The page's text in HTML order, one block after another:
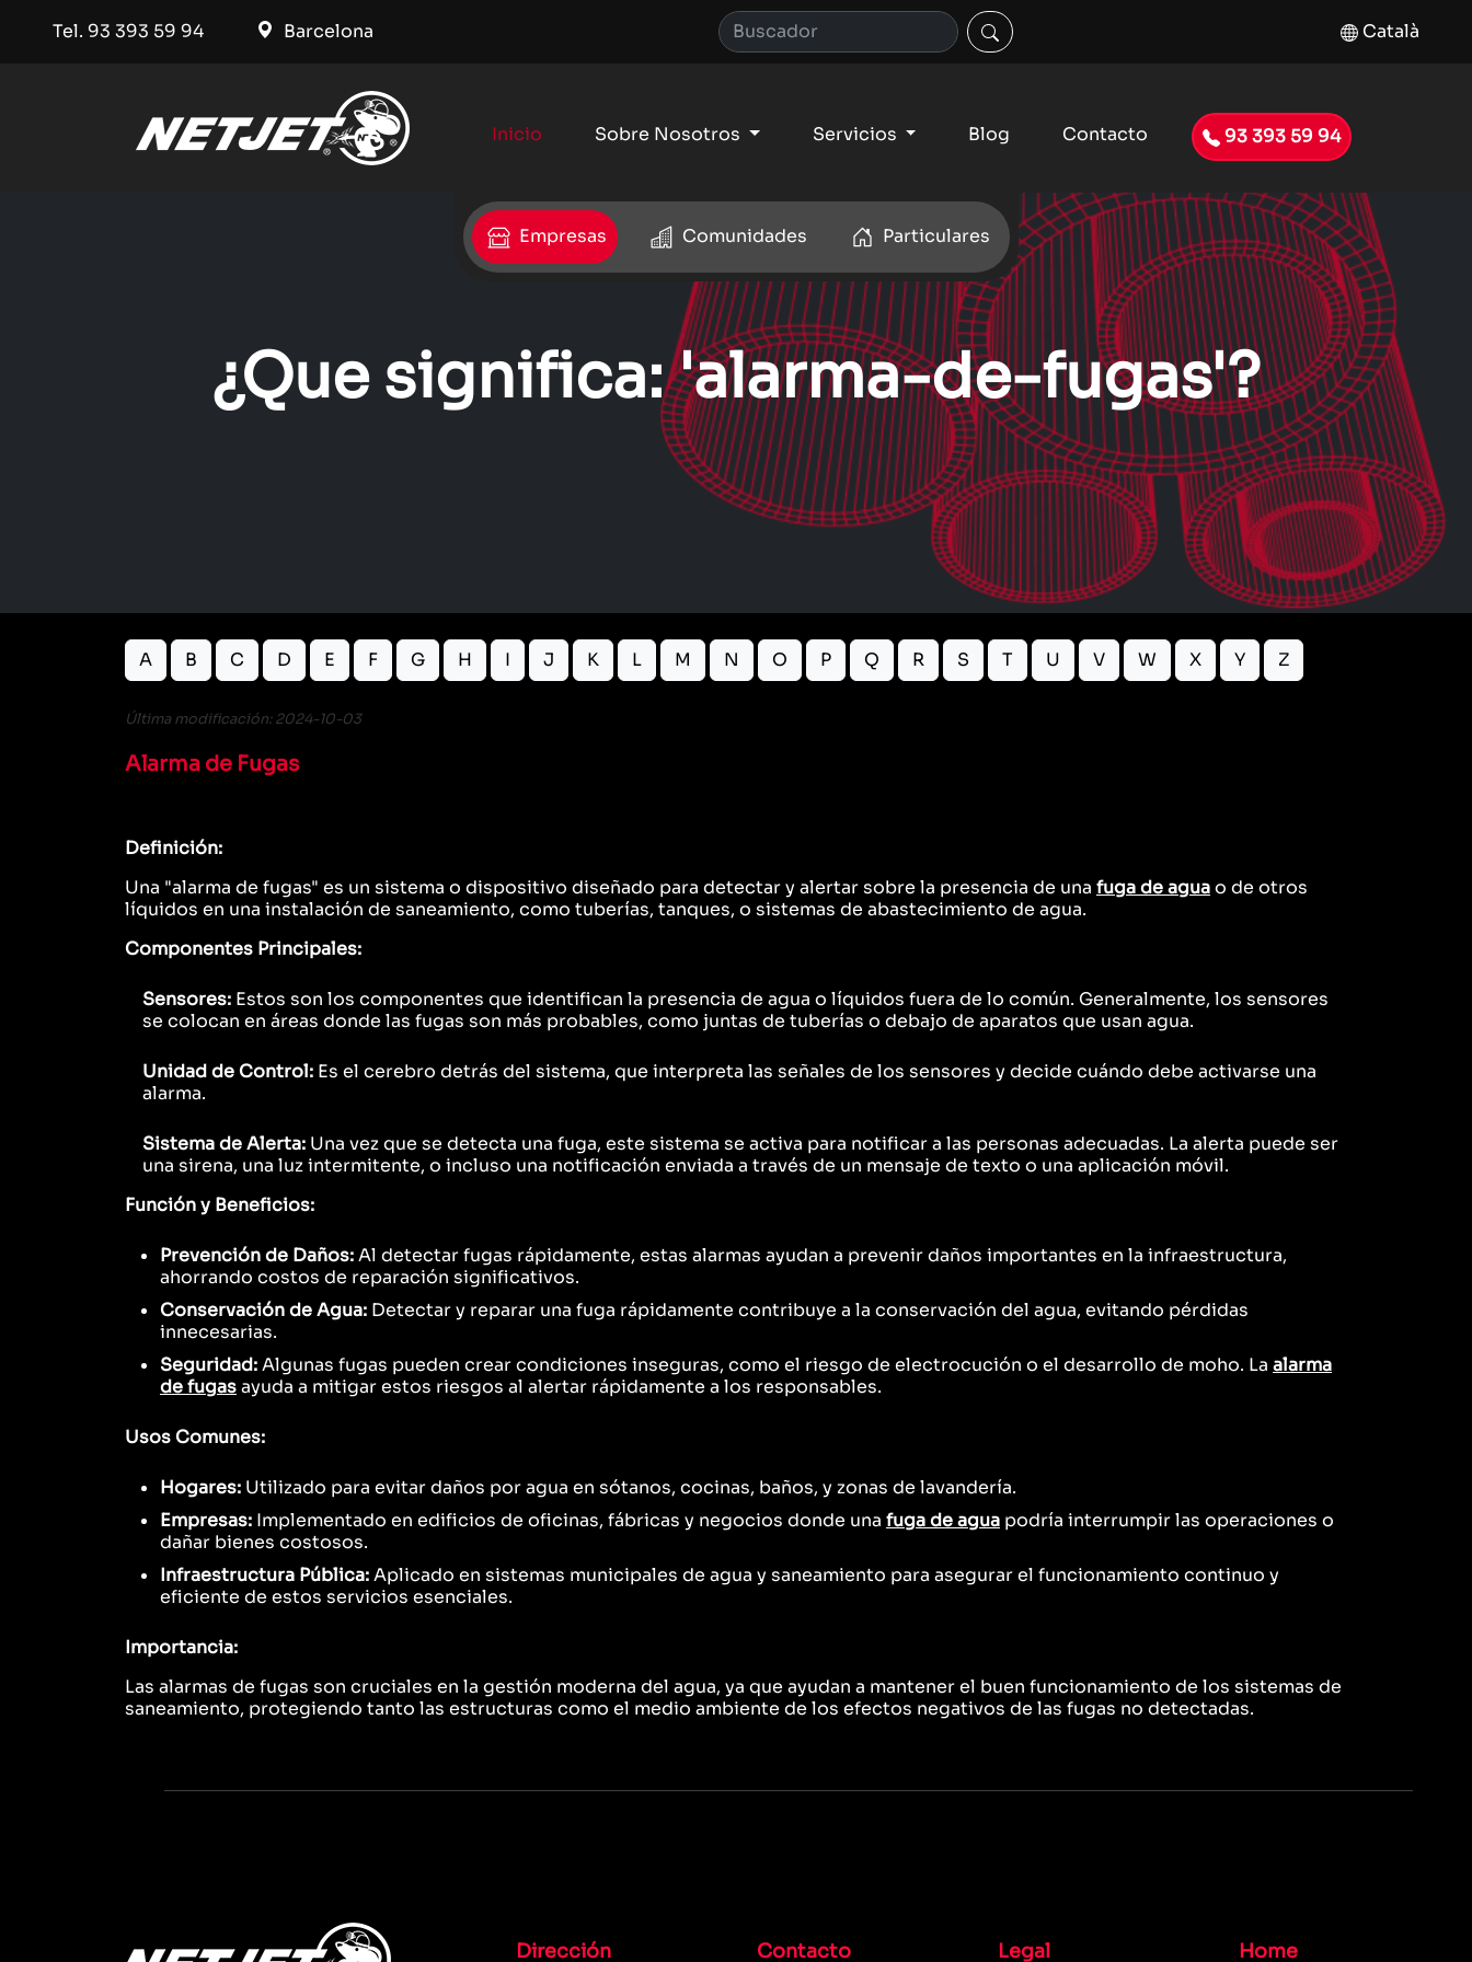
Tel. 93 393 59 94 Barcelona Català
Inicio Sobre Nosotros Servicios Blog Contacto 93 393 59 94
Empresas Comunidades Particulares
¿Que significa: 'alarma-de-fugas'?
A B C D E F G H I J K L M N O P Q R S T U V W X Y Z
Última modificación: 2024-10-03
Alarma de Fugas
Definición:
Una "alarma de fugas" es un sistema o dispositivo diseñado para detectar y alertar sobre la presencia de una fuga de aguao de otros
líquidos en una instalación de saneamiento, como tuberías, tanques, o sistemas de abastecimiento de agua.
Componentes Principales:
Sensores: Estos son los componentes que identifican la presencia de agua o líquidos fuera de lo común. Generalmente, los sensores
se colocan en áreas donde las fugas son más probables, como juntas de tuberías o debajo de aparatos que usan agua.
Unidad de Control: Es el cerebro detrás del sistema, que interpreta las señales de los sensores y decide cuándo debe activarse una
alarma.
Sistema de Alerta: Una vez que se detecta una fuga, este sistema se activa para notificar a las personas adecuadas. La alerta puede ser
una sirena, una luz intermitente, o incluso una notificación enviada a través de un mensaje de texto o una aplicación móvil.
Función y Beneficios:
Prevención de Daños:Al detectar fugas rápidamente, estas alarmas ayudan a prevenir daños importantes en la infraestructura,
ahorrando costos de reparación significativos.
Conservación de Agua: Detectar y reparar una fuga rápidamente contribuye a la conservación del agua, evitando pérdidas
innecesarias.
Seguridad:Algunas fugas pueden crear condiciones inseguras, como el riesgo de electrocución o el desarrollo de moho. La alarma
de fugasayuda a mitigar estos riesgos al alertar rápidamente a los responsables.
Usos Comunes:
Hogares: Utilizado para evitar daños por agua en sótanos, cocinas, baños, y zonas de lavandería.
Empresas: Implementado en edificios de oficinas, fábricas y negocios donde una fuga de agua podría interrumpir las operaciones o
dañar bienes costosos.
Infraestructura Pública:Aplicado en sistemas municipales de agua y saneamiento para asegurar el funcionamiento continuo y
eficiente de estos servicios esenciales.
Importancia:
Las alarmas de fugas son cruciales en la gestión moderna del agua, ya que ayudan a mantener el buen funcionamiento de los sistemas de
saneamiento, protegiendo tanto las estructuras como el medio ambiente de los efectos negativos de las fugas no detectadas.
Dirección Contacto Legal Home